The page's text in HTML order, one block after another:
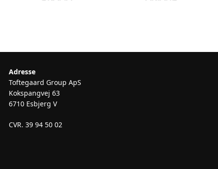
Adresse
Toftegaard Group ApS
Kokspangvej 63
6710 Esbjerg V
CVR. 39 94 50 02